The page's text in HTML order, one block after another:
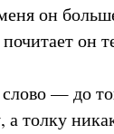
он
он
— до
а толку